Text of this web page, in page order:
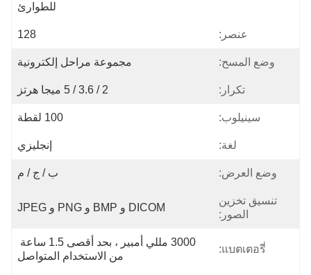
للطوارئ
عنصر: 128
وضع المسح: مجموعة مراحل إلكترونية
تكرار: 2 / 3.6 / 5 ميجا هرتز
سينيلوب: 100 لقطة
لغة: إنجليزي
وضع العرض: ب / ج / م
تنسيق تخزين
الصور:
DICOM و BMP و PNG و JPEG
แบตเตอรี่:
3000 مللي أمبير ، بحد أقصى 1.5 ساعة
من الاستخدام المتواصل